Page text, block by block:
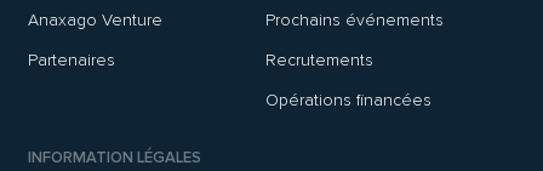
Anaxago Venture
Partenaires
Prochains événements
Recrutements
Opérations financées
INFORMATION LÉGALES